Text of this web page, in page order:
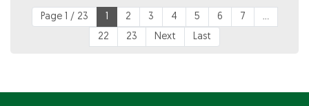
Page 1 / 23 1 2 3 4 5 6 7
...
22
23 Next Last